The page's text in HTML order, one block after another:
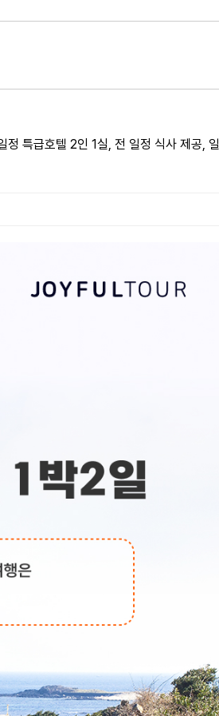
특급호텔 2인 1실, 전 일정 식사 제공, 일